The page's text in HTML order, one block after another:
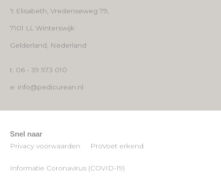
't Elisabeth, Vredenseweg 79,
7101 LL Winterswijk
Gelderland, Nederland
t: 06 - 39 573 010
e: info@pedicurean.nl
Snel naar
Privacy voorwaarden ProVoet erkend
Informatie Coronavirus (COVID-19)